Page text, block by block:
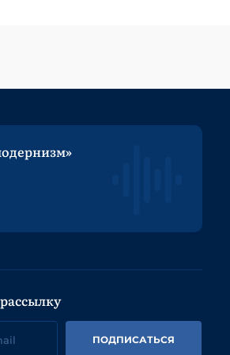
ПОДПИСАТЬСЯ